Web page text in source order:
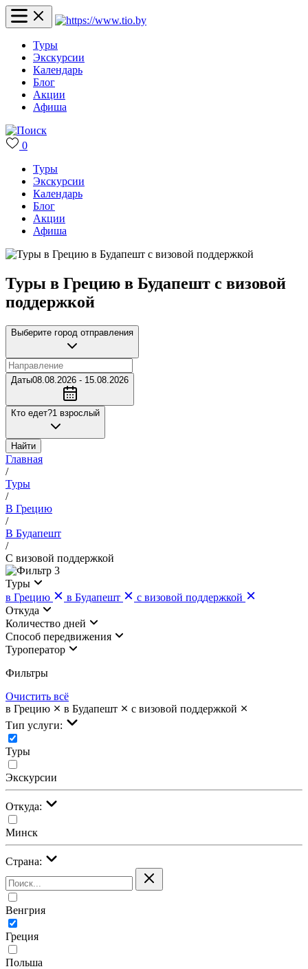
Туры
Экскурсии
Календарь
Блог
Акции
Афиша
0
Туры
Экскурсии
Календарь
Блог
Акции
Афиша
Туры в Грецию в Будапешт с визовой
поддержкой
Выберите город отправления
Даты08.08.2026 - 15.08.2026
Кто едет?1 взрослый
Найти
Главная
/
Туры
/
В Грецию
/
В Будапешт
/
С визовой поддержкой
3
Туры
в Грецию
в Будапешт
с визовой поддержкой
Откуда
Количество дней
Cпособ передвижения
Туроператор
Фильтры
Очистить всё
в Грецию
в Будапешт
с визовой поддержкой
Тип услуги:
Туры
Экскурсии
Откуда:
Минск
Страна:
Венгрия
Греция
Польша